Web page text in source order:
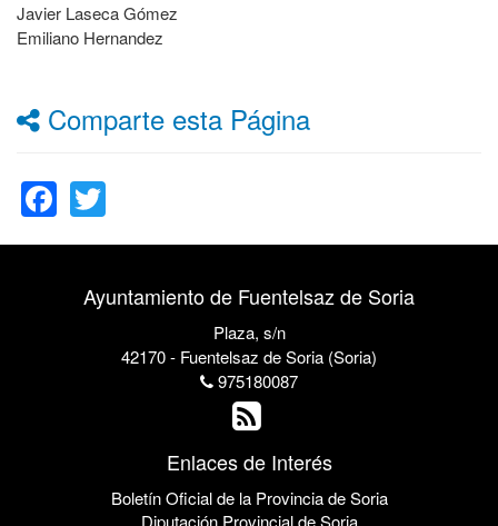
Javier Laseca Gómez
Emiliano Hernandez
Comparte esta Página
Facebook
Ayuntamiento de Fuentelsaz de Soria
Plaza, s/n
42170 - Fuentelsaz de Soria (Soria)
975180087
Enlaces de Interés
Boletín Oficial de la Provincia de Soria
Diputación Provincial de Soria